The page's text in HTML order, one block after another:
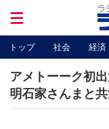
トップ 社会 経済
アメトーーク初
明石家さんまと共